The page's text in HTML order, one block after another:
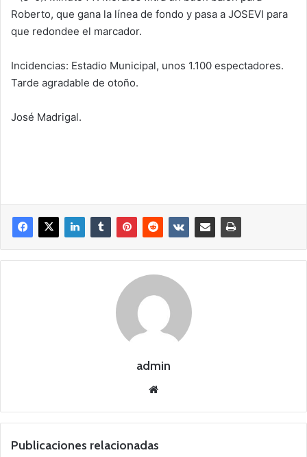
Roberto, que gana la línea de fondo y pasa a JOSEVI para
que redondee el marcador.
Incidencias: Estadio Municipal, unos 1.100 espectadores.
Tarde agradable de otoño.
José Madrigal.
admin
we
Publicaciones relacionadas